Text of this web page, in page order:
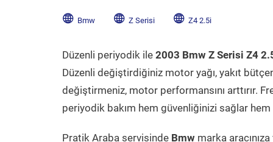
Bmw Z Serisi Z4 2.5i
Düzenli periyodik ile 2003 Bmw Z Serisi Z4
Düzenli değiştirdiğiniz motor yağı, yakıt
değiştirmeniz, motor performansını arttırır.
periyodik bakım hem güvenliğinizi sağlar hem
Pratik Araba servisinde Bmw marka